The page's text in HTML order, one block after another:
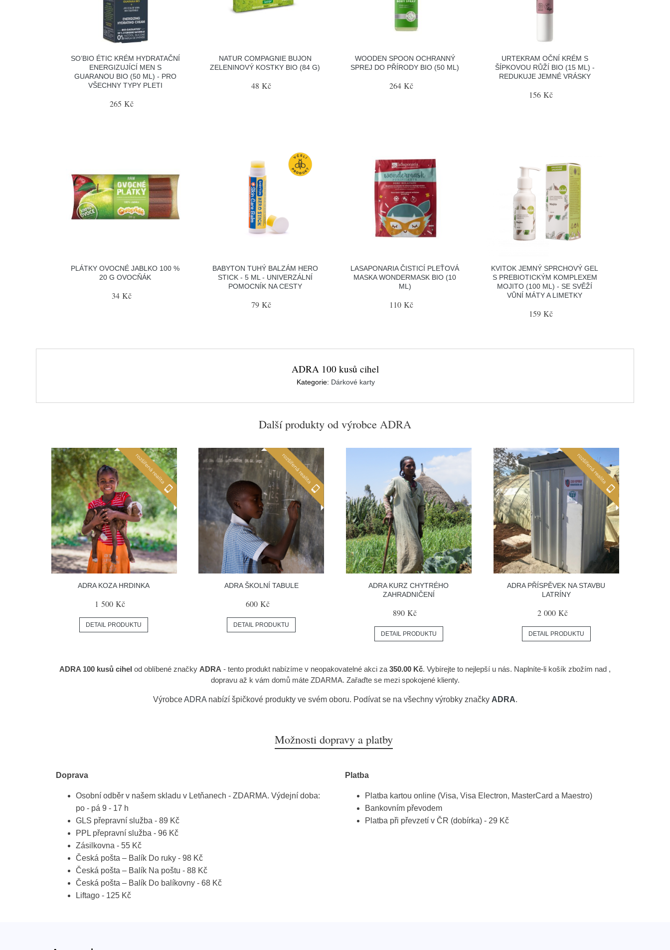
SO’BIO ÉTIC KRÉM HYDRATAČNÍ
ENERGIZUJÍCÍ MEN S
GUARANOU BIO (50 ML) - PRO
VŠECHNY TYPY PLETI
265 Kč
NATUR COMPAGNIE BUJON
ZELENINOVÝ KOSTKY BIO (84 G)
48 Kč
WOODEN SPOON OCHRANNÝ
SPREJ DO PŘÍRODY BIO (50 ML)
264 Kč
URTEKRAM OČNÍ KRÉM S
ŠÍPKOVOU RŮŽÍ BIO (15 ML) -
REDUKUJE JEMNÉ VRÁSKY
156 Kč
PLÁTKY OVOCNÉ JABLKO 100 %
20 G OVOCŇÁK
34 Kč
BABYTON TUHÝ BALZÁM HERO
STICK - 5 ML - UNIVERZÁLNÍ
POMOCNÍK NA CESTY
79 Kč
LASAPONARIA ČISTICÍ PLEŤOVÁ
MASKA WONDERMASK BIO (10
ML)
110 Kč
KVITOK JEMNÝ SPRCHOVÝ GEL
S PREBIOTICKÝM KOMPLEXEM
MOJITO (100 ML) - SE SVĚŽÍ
VŮNÍ MÁTY A LIMETKY
159 Kč
ADRA 100 kusů cihel
Kategorie: Dárkové karty
Další produkty od výrobce ADRA
ADRA KOZA HRDINKA
1 500 Kč
DETAIL PRODUKTU
ADRA ŠKOLNÍ TABULE
600 Kč
DETAIL PRODUKTU
ADRA KURZ CHYTRÉHO
ZAHRADNIČENÍ
890 Kč
DETAIL PRODUKTU
ADRA PŘÍSPĚVEK NA STAVBU
LATRÍNY
2 000 Kč
DETAIL PRODUKTU
ADRA 100 kusů cihel od oblíbené značky ADRA - tento produkt nabízíme v neopakovatelné akci za 350.00 Kč. Vybírejte to nejlepší u nás. Naplníte-li košík zbožím nad ,
dopravu až k vám domů máte ZDARMA. Zařaďte se mezi spokojené klienty.
VýrobceADRAnabízí špičkové produkty ve svém oboru. Podívat se na všechny výrobky značky ADRA.
Možnosti dopravy a platby
Doprava
Osobní odběr v našem skladu v Letňanech - ZDARMA. Výdejní doba:
po - pá 9 - 17 h
GLS přepravní služba - 89 Kč
PPL přepravní služba - 96 Kč
Zásilkovna - 55 Kč
Česká pošta – Balík Do ruky - 98 Kč
Česká pošta – Balík Na poštu - 88 Kč
Česká pošta – Balík Do balíkovny - 68 Kč
Liftago - 125 Kč
Platba
Platba kartou online (Visa, Visa Electron, MasterCard a Maestro)
Bankovním převodem
Platba při převzetí v ČR (dobírka) - 29 Kč